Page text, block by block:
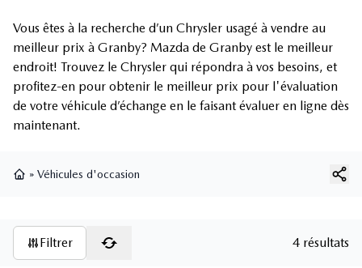
Vous êtes à la recherche d’un Chrysler usagé à vendre au
meilleur prix à Granby? Mazda de Granby est le meilleur
endroit! Trouvez le Chrysler qui répondra à vos besoins, et
profitez-en pour obtenir le meilleur prix pour l'évaluation
de votre véhicule d’échange en le faisant évaluer en ligne dès
maintenant.
» Véhicules d'occasion
Filtrer 4 résultats